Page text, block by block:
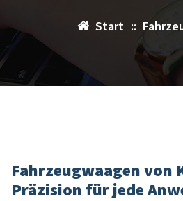
Start ::
Fahrzeugwaagen von
Präzision für jede